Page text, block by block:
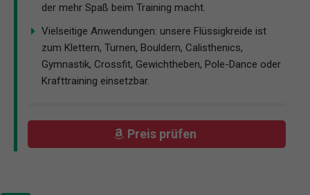
der mehr Spaß beim Training macht.
Vielseitige Anwendungen: unsere Flüssigkreide ist
zum Klettern, Turnen, Bouldern, Calisthenics,
Gymnastik, Crossfit, Gewichtheben, Pole-Dance oder
Krafttraining einsetzbar.
Preis prüfen